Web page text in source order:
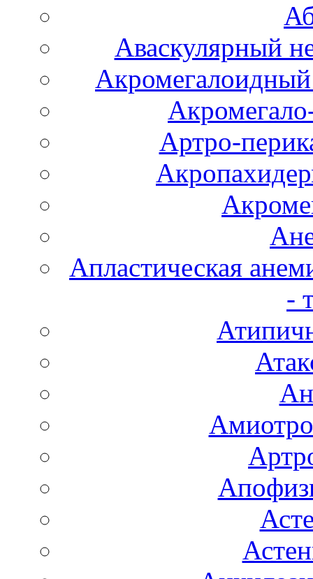
Аваскулярный
Акромегалоидный
Артро-
Апластическая
-